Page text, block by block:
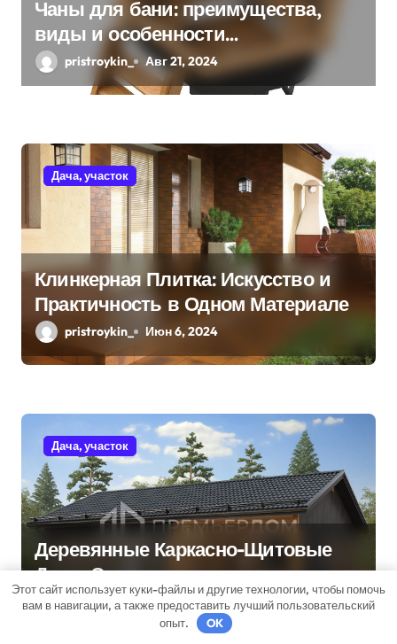
п
и
м
Чаны для бани: преимущества,
виды и особенности
использования
pristroykin_ Авг 21, 2024
Дача, участок
Клинкерная Плитка: Искусство и
Практичность в Одном Материале
pristroykin_ Июн 6, 2024
Дача, участок
Деревянные Каркасно-Щитовые
Дома: Экологичность и
Практичность
pristroykin_ Июн 2, 2024
Этот сайт использует куки-файлы и другие технологии, чтобы помочь
вам в навигации, а также предоставить лучший пользовательский
опыт.
OK